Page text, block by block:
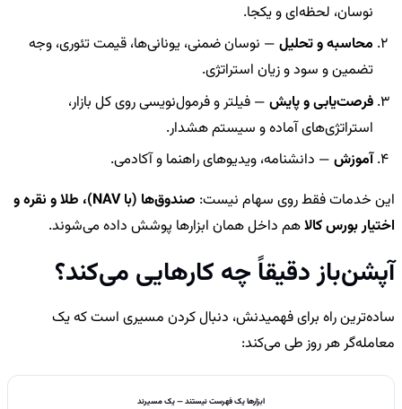
نوسان، لحظه‌ای و یکجا.
محاسبه و تحلیل — نوسان ضمنی، یونانی‌ها، قیمت تئوری، وجه
تضمین و سود و زیان استراتژی.
فرصت‌یابی و پایش — فیلتر و فرمول‌نویسی روی کل بازار،
استراتژی‌های آماده و سیستم هشدار.
آموزش — دانشنامه، ویدیوهای راهنما و آکادمی.
این خدمات فقط روی سهام نیست:
صندوق‌ها (با NAV)، طلا و نقره و
اختیار بورس کالاهم داخل همان ابزارها پوشش داده می‌شوند.
آپشن‌باز دقیقاً چه کارهایی می‌کند؟
ساده‌ترین راه برای فهمیدنش، دنبال کردن مسیری است که یک
معامله‌گر هر روز طی می‌کند:
ابزارها یک فهرست نیستند — یک مسیرند